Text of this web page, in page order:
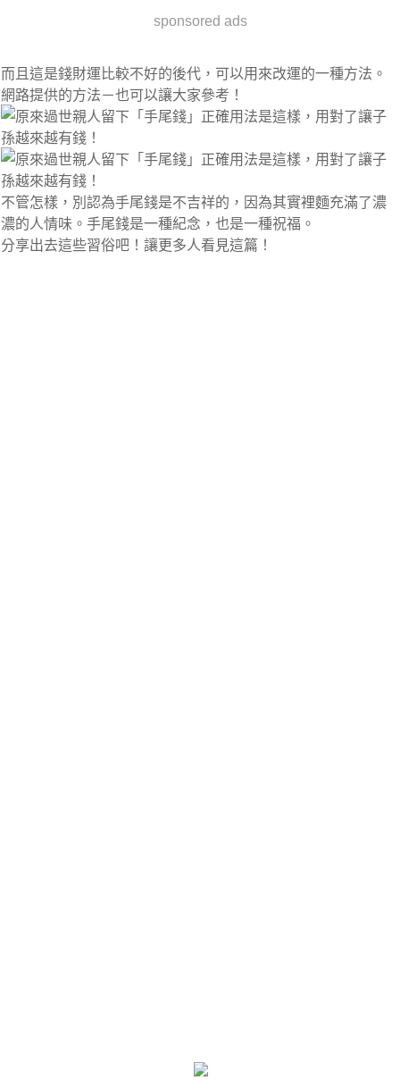
sponsored ads
而且這是錢財運比較不好的後代，可以用來改運的一種方法。
網路提供的方法－也可以讓大家參考！
不管怎樣，別認為手尾錢是不吉祥的，因為其實裡麵充滿了濃
濃的人情味。手尾錢是一種紀念，也是一種祝福。
分享出去這些習俗吧！讓更多人看見這篇！